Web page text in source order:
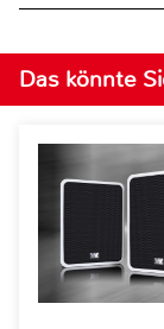
Das könnte